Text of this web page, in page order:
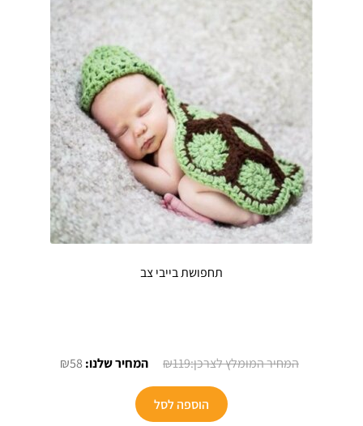
תחפושת בייבי צב
₪119
המחיר
המקורי
היה:
₪58 המחיר
הוספה לסל